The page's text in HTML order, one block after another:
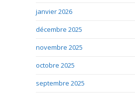
janvier 2026
décembre 2025
novembre 2025
octobre 2025
septembre 2025